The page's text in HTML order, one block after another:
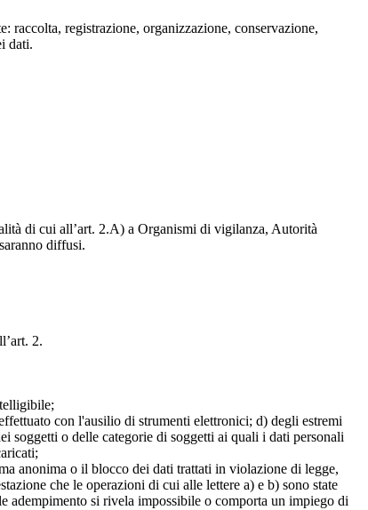
raccolta, registrazione, organizzazione, conservazione,
dati.
di cui all’art. 2.A) a Organismi di vigilanza, Autorità
diffusi.
2.
con l'ausilio di strumenti elettronici; d) degli estremi
soggetti o delle categorie di soggetti ai quali i dati personali
anonima o il blocco dei dati trattati in violazione di legge,
che le operazioni di cui alle lettere a) e b) sono state
adempimento si rivela impossibile o comporta un impiego di